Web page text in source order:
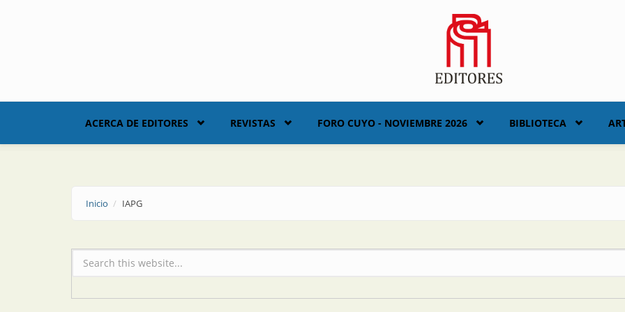
ACERCA DE EDITORES REVISTAS FORO CUYO - NOVIEMBRE 2026 BIBLIOTECA
Inicio IAPG
Formulario de búsqueda